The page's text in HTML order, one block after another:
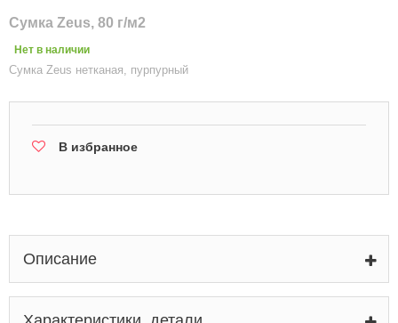
Сумка Zeus, 80 г/м2
Нет в наличии
Сумка Zeus нетканая, пурпурный
В избранное
Описание